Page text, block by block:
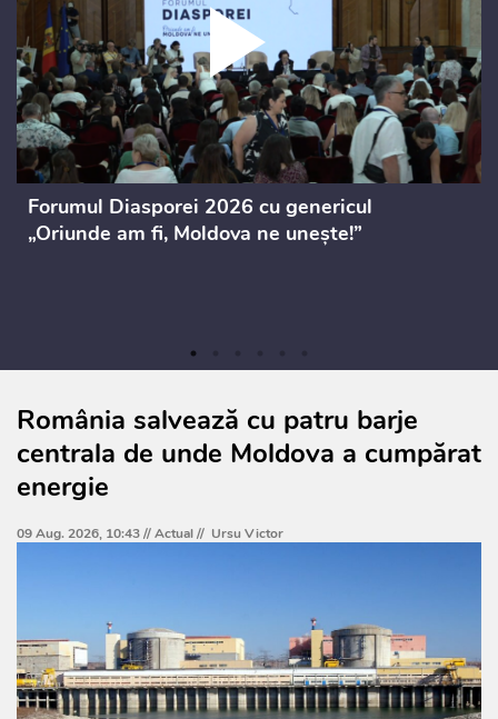
Forumul Diasporei 2026 cu genericul
„Oriunde am fi, Moldova ne unește!”
România salvează cu patru barje
centrala de unde Moldova a cumpărat
energie
09 Aug. 2026, 10:43 //Actual// Ursu Victor